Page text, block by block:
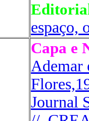
espaço,
Capa e
Ademar
Journal